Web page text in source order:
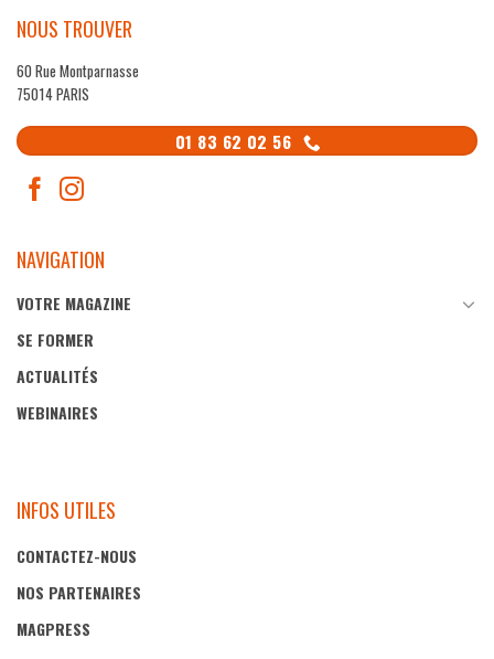
NOUS TROUVER
60 Rue Montparnasse
75014 PARIS
01 83 62 02 56
NAVIGATION
VOTRE MAGAZINE
SE FORMER
ACTUALITÉS
WEBINAIRES
INFOS UTILES
CONTACTEZ-NOUS
NOS PARTENAIRES
MAGPRESS